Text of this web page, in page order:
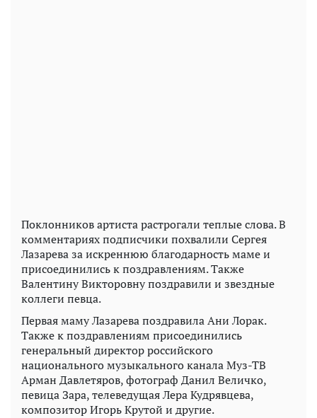
Поклонников артиста растрогали теплые слова. В
комментариях подписчики похвалили Сергея
Лазарева за искреннюю благодарность маме и
присоединились к поздравлениям. Также
Валентину Викторовну поздравили и звездные
коллеги певца.
Первая маму Лазарева поздравила Ани Лорак.
Также к поздравлениям присоединились
генеральный директор российского
национального музыкального канала Муз-ТВ
Арман Давлетяров, фотограф Данил Величко,
певица Зара, телеведущая Лера Кудрявцева,
композитор Игорь Крутой и другие.